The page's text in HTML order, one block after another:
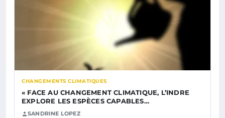
CHANGEMENTS CLIMATIQUES
« FACE AU CHANGEMENT CLIMATIQUE, L’INDRE
EXPLORE LES ESPÈCES CAPABLES…
SANDRINE LOPEZ